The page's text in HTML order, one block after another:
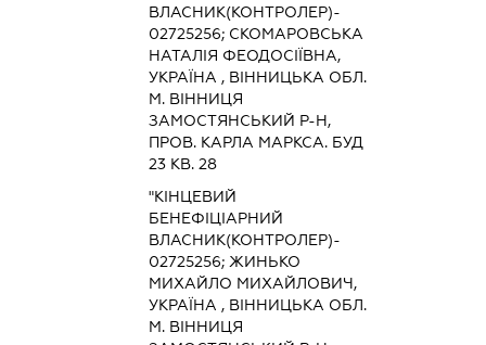
ВЛАСНИК(КОНТРОЛЕР)-
02725256; СКОМАРОВСЬКА
НАТАЛІЯ ФЕОДОСІЇВНА,
УКРАЇНА , ВІННИЦЬКА ОБЛ.
М. ВІННИЦЯ
ЗАМОСТЯНСЬКИЙ Р-Н,
ПРОВ. КАРЛА МАРКСА. БУД
23 КВ. 28
"КІНЦЕВИЙ
БЕНЕФІЦІАРНИЙ
ВЛАСНИК(КОНТРОЛЕР)-
02725256; ЖИНЬКО
МИХАЙЛО МИХАЙЛОВИЧ,
УКРАЇНА , ВІННИЦЬКА ОБЛ.
М. ВІННИЦЯ